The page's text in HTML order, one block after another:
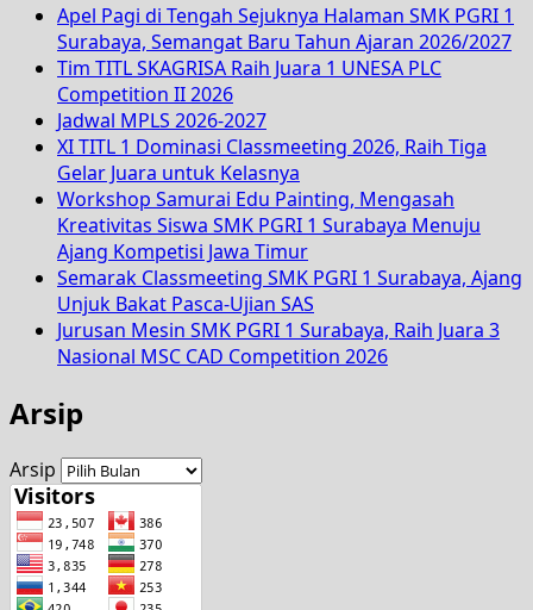
Apel Pagi di Tengah Sejuknya Halaman SMK PGRI 1
Surabaya, Semangat Baru Tahun Ajaran 2026/2027
Tim TITL SKAGRISA Raih Juara 1 UNESA PLC
Competition II 2026
Jadwal MPLS 2026-2027
XI TITL 1 Dominasi Classmeeting 2026, Raih Tiga
Gelar Juara untuk Kelasnya
Workshop Samurai Edu Painting, Mengasah
Kreativitas Siswa SMK PGRI 1 Surabaya Menuju
Ajang Kompetisi Jawa Timur
Semarak Classmeeting SMK PGRI 1 Surabaya, Ajang
Unjuk Bakat Pasca-Ujian SAS
Jurusan Mesin SMK PGRI 1 Surabaya, Raih Juara 3
Nasional MSC CAD Competition 2026
Arsip
Arsip